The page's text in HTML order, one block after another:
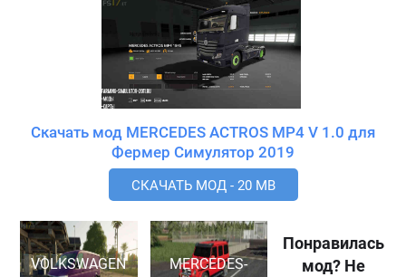
Скачать мод MERCEDES ACTROS MP4 V 1.0 для
Фермер Симулятор 2019
СКАЧАТЬ МОД - 20 MB
VOLKSWAGEN
MERCEDES-
Понравилась
мод? Не